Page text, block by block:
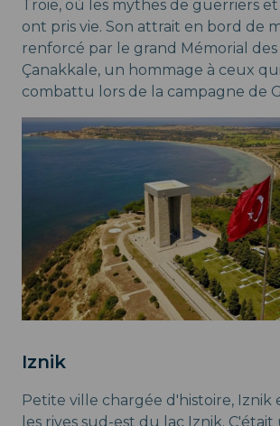
Troie, où les mythes de guerriers
ont pris vie. Son attrait en bord de
renforcé par le grand Mémorial
Çanakkale, un hommage à ceux
combattu lors de la campagne de
Iznik
Petite ville chargée d'histoire, Iznik
les rives sud-est du lac Iznik.